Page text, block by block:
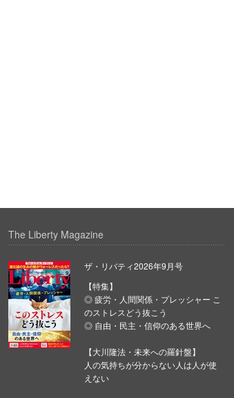
The Liberty Magazine
ザ・リバティ2026年9月号
【特集】
◎ 疲労・人間関係・プレッシャー こ
のストレスどう抜こう
◎ 自由・民主・信仰のある世界へ
【大川隆法・未来への羅針盤】
人の気持ちが分からない人は人が使
えない